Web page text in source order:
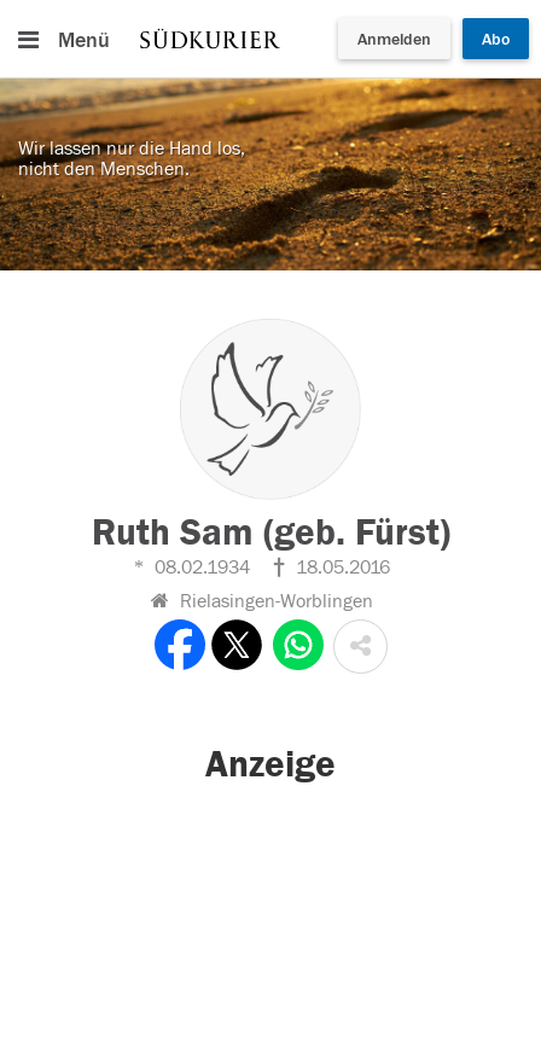
Menü Anmelden Abo
Wir lassen nur die Hand los,
nicht den Menschen.
Ruth Sam (geb. Fürst)
08.02.1934
18.05.2016
Rielasingen-Worblingen
Anzeige